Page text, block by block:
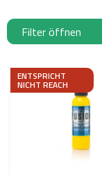
Filter öffnen
L
s
ENTSPRICHT
NICHT REACH